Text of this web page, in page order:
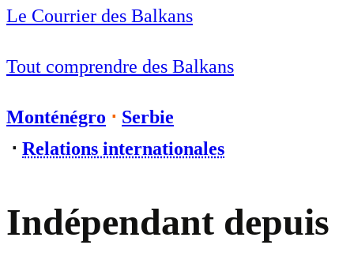
Le Courrier des Balkans
Tout comprendre des Balkans
Monténégro ⋅ Serbie
⋅ Relations internationales
Indépendant depuis